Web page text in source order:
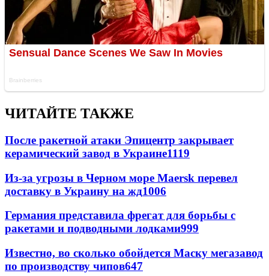
ЧИТАЙТЕ ТАКЖЕ
После ракетной атаки Эпицентр закрывает
керамический завод в Украине1119
Из-за угрозы в Черном море Maersk перевел
доставку в Украину на жд1006
Германия представила фрегат для борьбы с
ракетами и подводными лодками999
Известно, во сколько обойдется Маску мегазавод
по производству чипов647